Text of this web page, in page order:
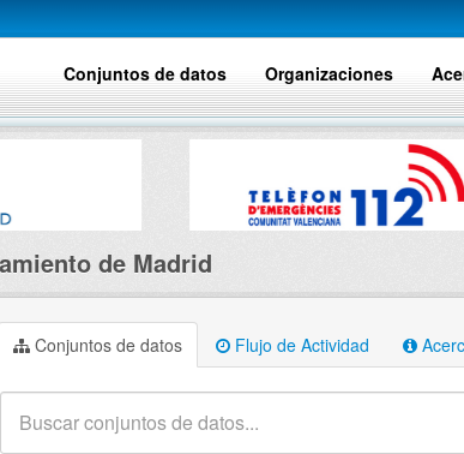
Conjuntos de datos Organizaciones
de Madrid
Conjuntos de datos Flujo de Actividad